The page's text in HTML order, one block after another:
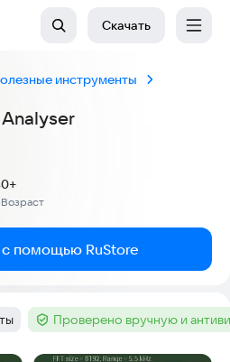
Скачать
инструменты
Возраст
0+
с помощью RuStore
Тег :Проверено вручную и